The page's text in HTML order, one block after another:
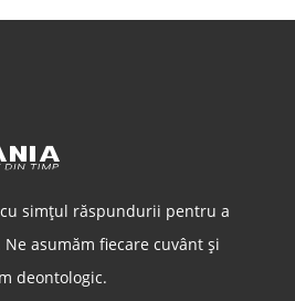
simțul răspundurii pentru a
asumăm fiecare cuvânt și
deontologic.